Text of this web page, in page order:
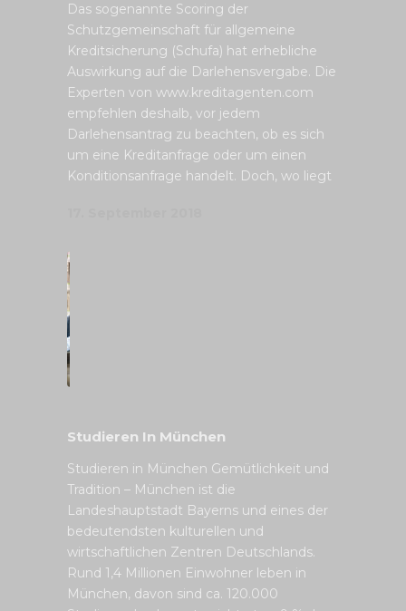
Das sogenannte Scoring der
Schutzgemeinschaft für allgemeine
Kreditsicherung (Schufa) hat erhebliche
Auswirkung auf die Darlehensvergabe. Die
Experten von www.kreditagenten.com
empfehlen deshalb, vor jedem
Darlehensantrag zu beachten, ob es sich
um eine Kreditanfrage oder um einen
Konditionsanfrage handelt. Doch, wo liegt
Studieren In München
Studieren in München Gemütlichkeit und
Tradition – München ist die
Landeshauptstadt Bayerns und eines der
bedeutendsten kulturellen und
wirtschaftlichen Zentren Deutschlands.
Rund 1,4 Millionen Einwohner leben in
München, davon sind ca. 120.000